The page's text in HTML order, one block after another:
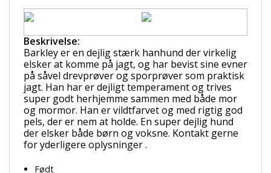
Beskrivelse:
Barkley er en dejlig stærk hanhund der virkelig
elsker at komme på jagt, og har bevist sine evner
på såvel drevprøver og sporprøver som praktisk
jagt. Han har er dejligt temperament og trives
super godt herhjemme sammen med både mor
og mormor. Han er vildtfarvet og med rigtig god
pels, der er nem at holde. En super dejlig hund
der elsker både børn og voksne. Kontakt gerne
for yderligere oplysninger .
Født